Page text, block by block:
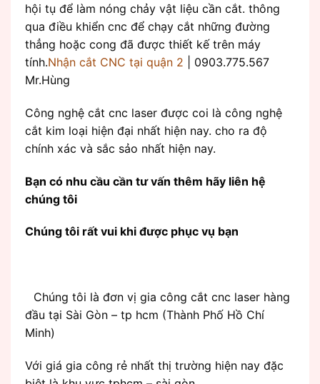
hội tụ để làm nóng chảy vật liệu cần cắt. thông
qua điều khiển cnc để chạy cắt những đường
thẳng hoặc cong đã được thiết kế trên máy
tính.Nhận cắt CNC tại quận 2 | 0903.775.567
Mr.Hùng
Công nghệ cắt cnc laser được coi là công nghệ
cắt kim loại hiện đại nhất hiện nay. cho ra độ
chính xác và sắc sảo nhất hiện nay.
Bạn có nhu cầu cần tư vấn thêm hãy liên hệ
chúng tôi
Chúng tôi rất vui khi được phục vụ bạn
Chúng tôi là đơn vị gia công cắt cnc laser hàng
đầu tại Sài Gòn – tp hcm (Thành Phố Hồ Chí
Minh)
Với giá gia công rẻ nhất thị trường hiện nay đặc